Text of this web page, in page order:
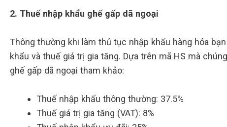
2. Thuế nhập khẩu ghế gấp dã ngoại
Thông thường khi làm thủ tục nhập khẩu hàng hóa
khẩu và thuế giá trị gia tăng. Dựa trên mã HS mà
ghế gấp dã ngoại tham khảo:
Thuế nhập khẩu thông thường: 37.5%
Thuế giá trị gia tăng (VAT): 8%